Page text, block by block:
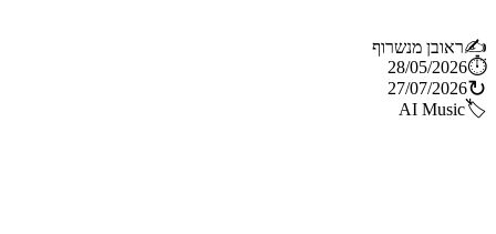
✍️ראובן מנשרוף
⏱️
28/05/2026
↻
27/07/2026
🏷️
AI Music